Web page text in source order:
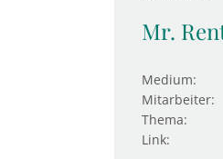
Mr.
Medium:
Mitarbeiter:
Thema:
Link: